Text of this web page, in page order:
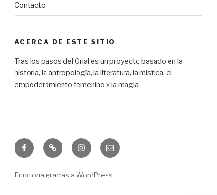
Contacto
ACERCA DE ESTE SITIO
Tras los pasos del Grial es un proyecto basado en la
historia, la antropología, la literatura, la mística, el
empoderamiento femenino y la magia.
FacebookFreebie InstagramCorreo
electrónico
Funciona gracias a WordPress